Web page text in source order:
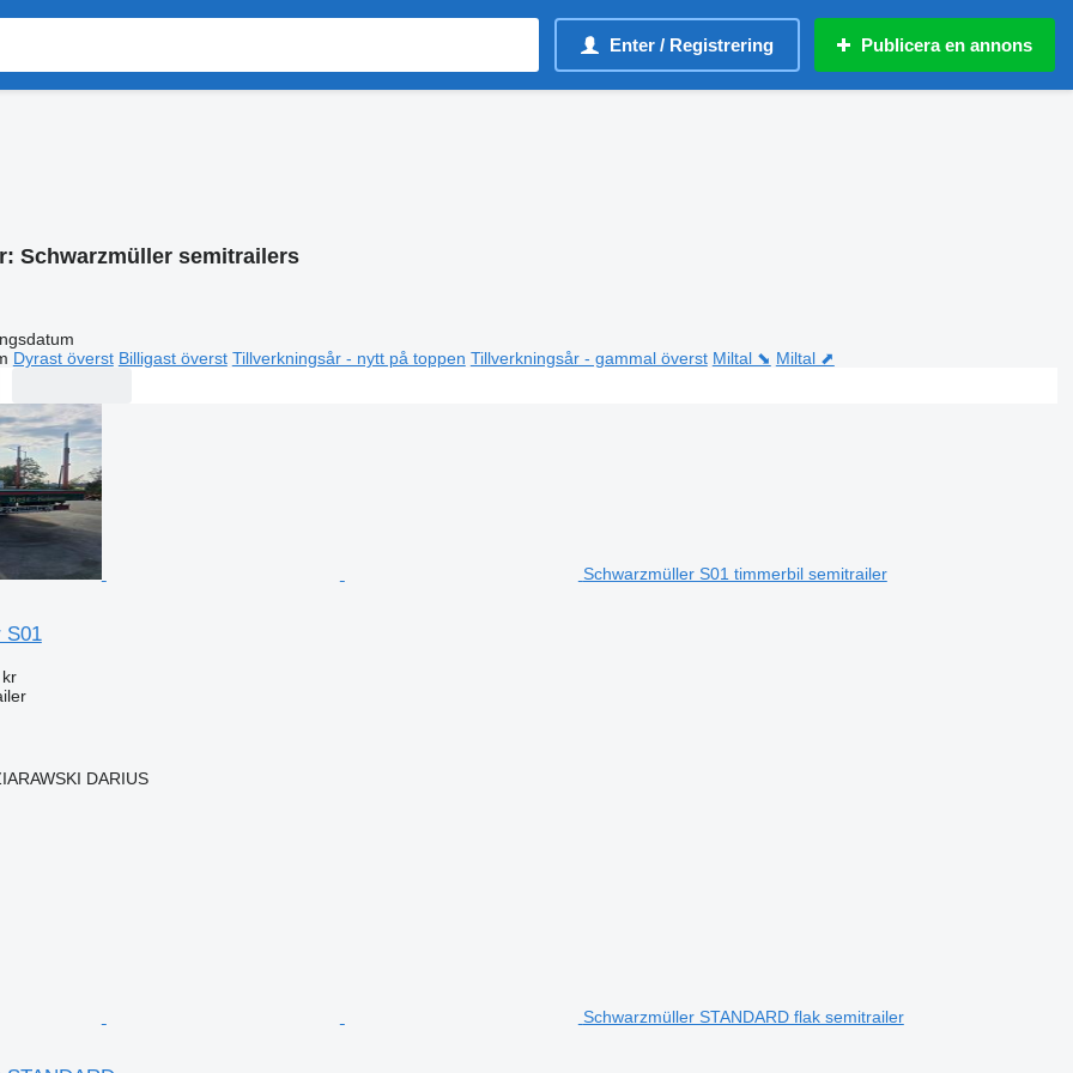
Enter / Registrering Publicera en annons
Schwarzmüller semitrailers
Dyrast överst Billigast överst Tillverkningsår - nytt på toppen Tillverkningsår - gammal överst Miltal ⬊ Miltal ⬈
Schwarzmüller S01 timmerbil semitrailer
S01
DARIUS
Schwarzmüller STANDARD flak semitrailer